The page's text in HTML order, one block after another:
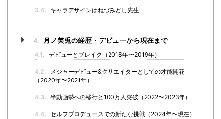
3.4. キャラデザインはねづみどし先生
4. 月ノ美兎の経歴・デビューから現在まで
4.1. デビューとブレイク（2018年〜2019年）
4.2.
メジャーデビュー&クリエイターとしての才能開花
（2020年〜2021年）
4.3. 半動画勢への移行と100万人突破（2022〜2023年）
4.4. セルフプロデュースでの新たな挑戦（2024年〜現在）